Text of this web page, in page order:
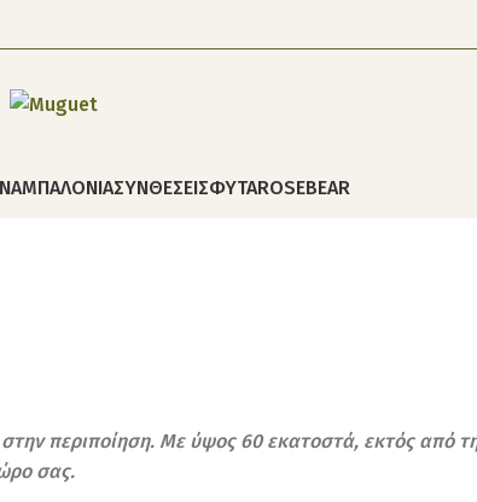
ΜΠΑΛΟΝΙΑΣΥΝΘΕΣΕΙΣΦΥΤΑROSEBEAR
περιποίηση. Με ύψος 60 εκατοστά, εκτός από
σας.